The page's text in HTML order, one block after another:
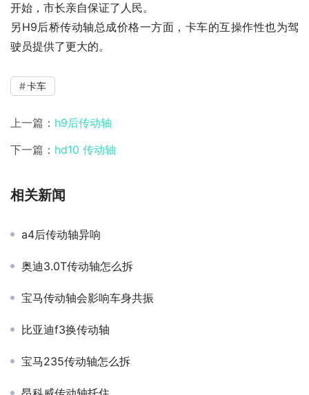
开始，市长亲自保证了人民。
另H9后桥传动轴总成价格一方面，卡车的互操作性也为驾
驶员提供了更大的。
卡车
上一篇： h9后传动轴
下一篇： hd10 传动轴
相关新闻
a4后传动轴异响
奥迪3.0T传动轴怎么拆
宝马传动轴会影响车身共振
比亚迪f3换传动轴
宝马235传动轴怎么拆